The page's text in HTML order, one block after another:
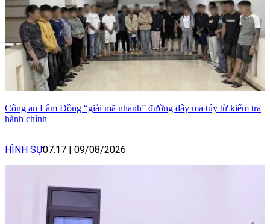
Công an Lâm Đồng “giải mã nhanh” đường dây ma túy từ kiểm tra
hành chính
HÌNH SỰ07:17 09/08/2026